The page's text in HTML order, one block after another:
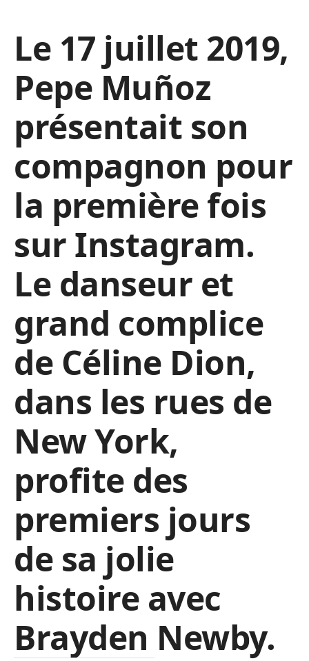
Le 17 juillet 2019,
Pepe Muñoz
présentait son
compagnon pour
la première fois
sur Instagram.
Le danseur et
grand complice
de Céline Dion,
dans les rues de
New York,
profite des
premiers jours
de sa jolie
histoire avec
Brayden Newby.